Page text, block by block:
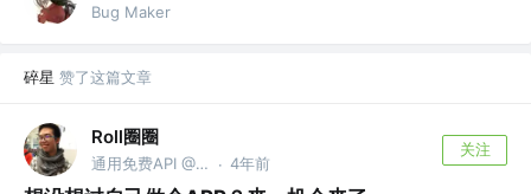
Bug Maker
碎星 赞了这篇文章
Roll圈圈
通用免费API @TCL · 4年前
关注